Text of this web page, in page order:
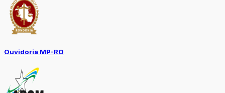
Ouvidoria MP-RO